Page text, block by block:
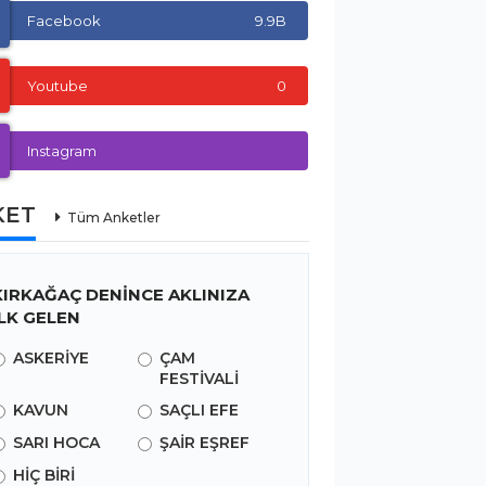
Facebook 9.9B
Youtube 0
Instagram
Tüm Anketler
DENİNCE AKLINIZA
GELEN
ASKERİYE
ÇAM
FESTİVALİ
KAVUN
SAÇLI EFE
SARI HOCA
ŞAİR EŞREF
HİÇ BİRİ